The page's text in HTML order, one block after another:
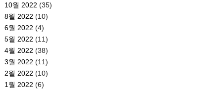
10월 2022 (35)
8월 2022 (10)
6월 2022 (4)
5월 2022 (11)
4월 2022 (38)
3월 2022 (11)
2월 2022 (10)
1월 2022 (6)